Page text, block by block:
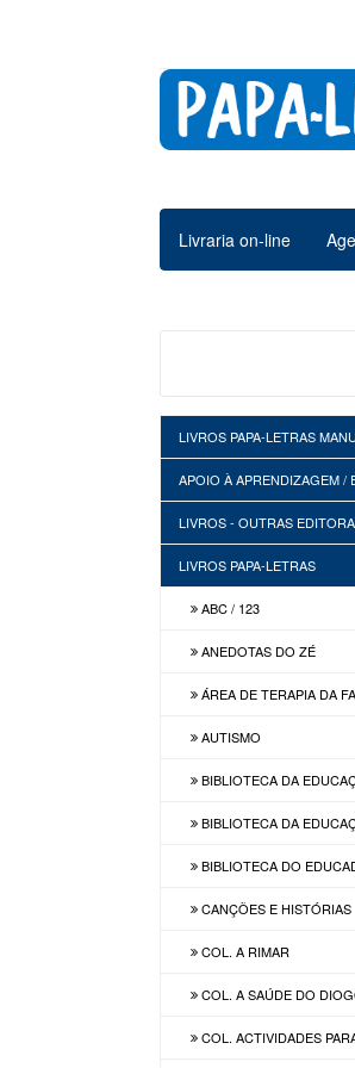
Livraria on-line
LIVROS PAPA-LETRAS
APOIO À APRENDIZAGEM /
LIVROS - OUTRAS
LIVROS PAPA-LETRAS
ABC / 123
ANEDOTAS DO ZÉ
ÁREA DE TERAPIA DA
AUTISMO
BIBLIOTECA DA
BIBLIOTECA DA
BIBLIOTECA DO
CANÇÕES E HISTÓRIAS
COL. A RIMAR
COL. A SAÚDE DO
COL. ACTIVIDADES